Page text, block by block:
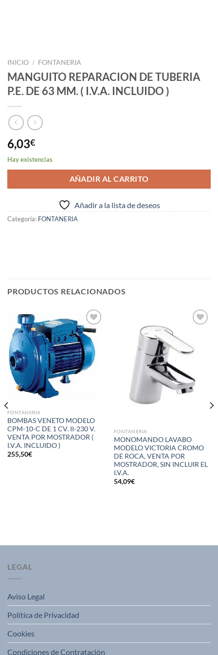
INICIO / FONTANERIA
MANGUITO REPARACION DE TUBERIA
P.E. DE 63 MM. ( I.V.A. INCLUIDO )
6,03€
Hay existencias
AÑADIR AL CARRITO
Añadir a la lista de deseos
Categoría: FONTANERIA
PRODUCTOS RELACIONADOS
Añadir
a la
lista de
deseos
FONTANERIA
BOMBAS VENETO MODELO
CPM-10-C DE 1 CV. II-230 V.
VENTA POR MOSTRADOR (
I.V.A. INCLUIDO )
255,50€
lista de
deseos
FONTANERIA
MONOMANDO LAVABO
MODELO VICTORIA CROMO
DE ROCA, VENTA POR
MOSTRADOR, SIN INCLUIR EL
I.V.A.
54,09€
LEGAL
Aviso Legal
Política de Privacidad
Cookies
Condiciones de Contratación